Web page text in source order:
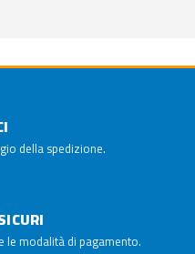
della spedizione.
le modalità di pagamento.